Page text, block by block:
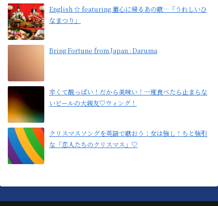
English ☆ featuring 童心に帰るあの歌…「うれしいひ
なまつり」
Bring Fortune from Japan : Daruma
辛くて酸っぱい！だから美味い！一度食べたら止まらな
いビールの大親友♡ウィング！
クリスマスソングを英語で歌おう：女は強し！ちと強引
な「恋人たちのクリスマス」♡